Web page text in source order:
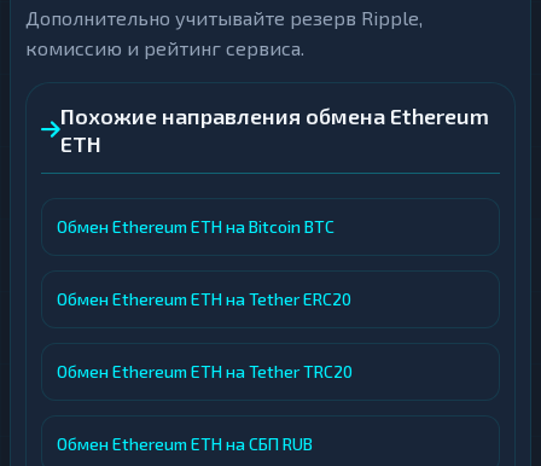
Дополнительно учитывайте резерв Ripple,
комиссию и рейтинг сервиса.
Похожие направления обмена Ethereum
ETH
Обмен Ethereum ETH на Bitcoin BTC
Обмен Ethereum ETH на Tether ERC20
Обмен Ethereum ETH на Tether TRC20
Обмен Ethereum ETH на СБП RUB